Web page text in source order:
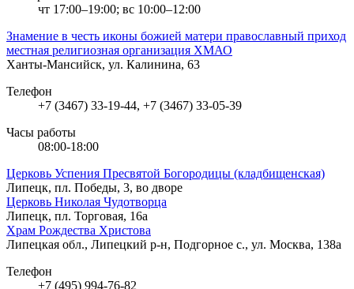
чт 17:00–19:00; вс 10:00–12:00
Знамение в честь иконы божией матери православный приход
местная религиозная организация ХМАО
Ханты-Мансийск, ул. Калинина, 63
Телефон
+7 (3467) 33-19-44, +7 (3467) 33-05-39
Часы работы
08:00-18:00
Церковь Успения Пресвятой Богородицы (кладбищенская)
Липецк, пл. Победы, 3, во дворе
Церковь Николая Чудотворца
Липецк, пл. Торговая, 16а
Храм Рождества Христова
Липецкая обл., Липецкий р-н, Подгорное с., ул. Москва, 138а
Телефон
+7 (495) 994-76-82